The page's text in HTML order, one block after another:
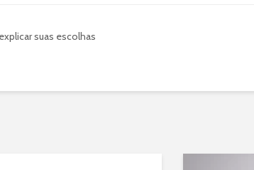
suas escolhas